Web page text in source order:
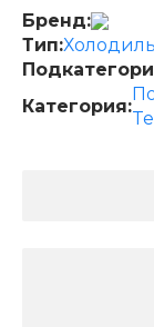
Бренд:
Тип:
Категория: